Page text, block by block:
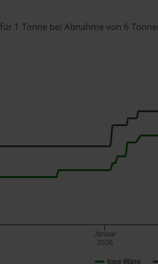
1 Tonne bei Abnahmevon 6
lose Ware
Januar
2026